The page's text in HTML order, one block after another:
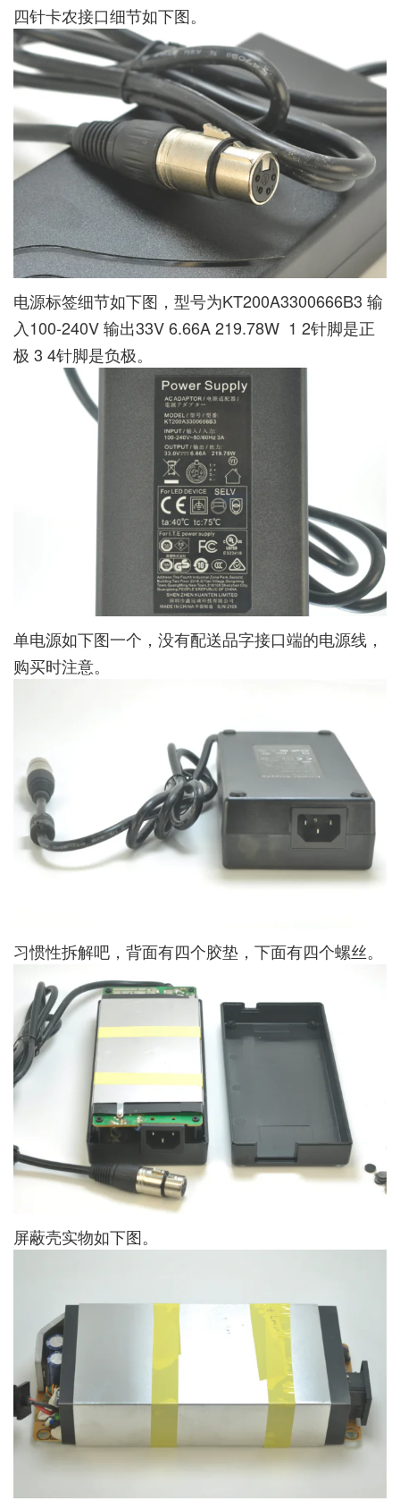
四针卡农接口细节如下图。
电源标签细节如下图，型号为KT200A3300666B3 输
入100-240V 输出33V 6.66A 219.78W 1 2针脚是正
极 3 4针脚是负极。
单电源如下图一个，没有配送品字接口端的电源线，
购买时注意。
习惯性拆解吧，背面有四个胶垫，下面有四个螺丝。
屏蔽壳实物如下图。